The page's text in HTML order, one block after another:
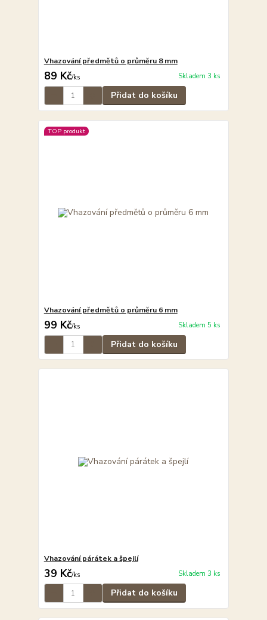
Vhazování předmětů o průměru 8 mm
89 Kč/ks Skladem 3 ks
Přidat do košíku
TOP produkt
Vhazování předmětů o průměru 6 mm
99 Kč/ks Skladem 5 ks
Přidat do košíku
Vhazování párátek a špejlí
39 Kč/ks Skladem 3 ks
Přidat do košíku